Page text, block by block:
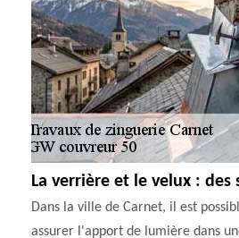
La verrière et le velux :
Dans la ville de Carnet, il est
assurer l'apport de lumière dans